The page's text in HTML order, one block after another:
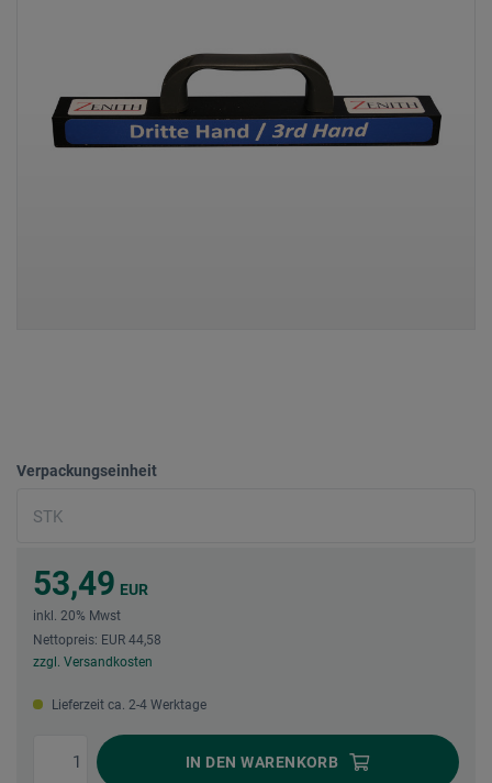
Verpackungseinheit
53,49 EUR
inkl. 20% Mwst
Nettopreis: EUR 44,58
zzgl. Versandkosten
Lieferzeit ca. 2-4 Werktage
IN DEN WARENKORB